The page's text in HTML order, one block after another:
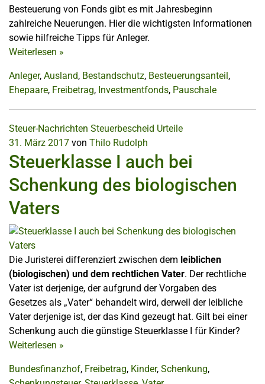
Besteuerung von Fonds gibt es mit Jahresbeginn
zahlreiche Neuerungen. Hier die wichtigsten Informationen
sowie hilfreiche Tipps für Anleger.
Weiterlesen »
Anleger, Ausland, Bestandschutz, Besteuerungsanteil ,
Ehepaare, Freibetrag, Investmentfonds, Pauschale
Steuer-Nachrichten Steuerbescheid Urteile
31. März 2017 von Thilo Rudolph
Steuerklasse I auch bei
Schenkung des biologischen
Vaters
Die Juristerei differenziert zwischen dem leiblichen
(biologischen) und dem rechtlichen Vater. Der rechtliche
Vater ist derjenige, der aufgrund der Vorgaben des
Gesetzes als „Vater“ behandelt wird, derweil der leibliche
Vater derjenige ist, der das Kind gezeugt hat. Gilt bei einer
Schenkung auch die günstige Steuerklasse I für Kinder?
Weiterlesen »
Bundesfinanzhof, Freibetrag, Kinder, Schenkung,